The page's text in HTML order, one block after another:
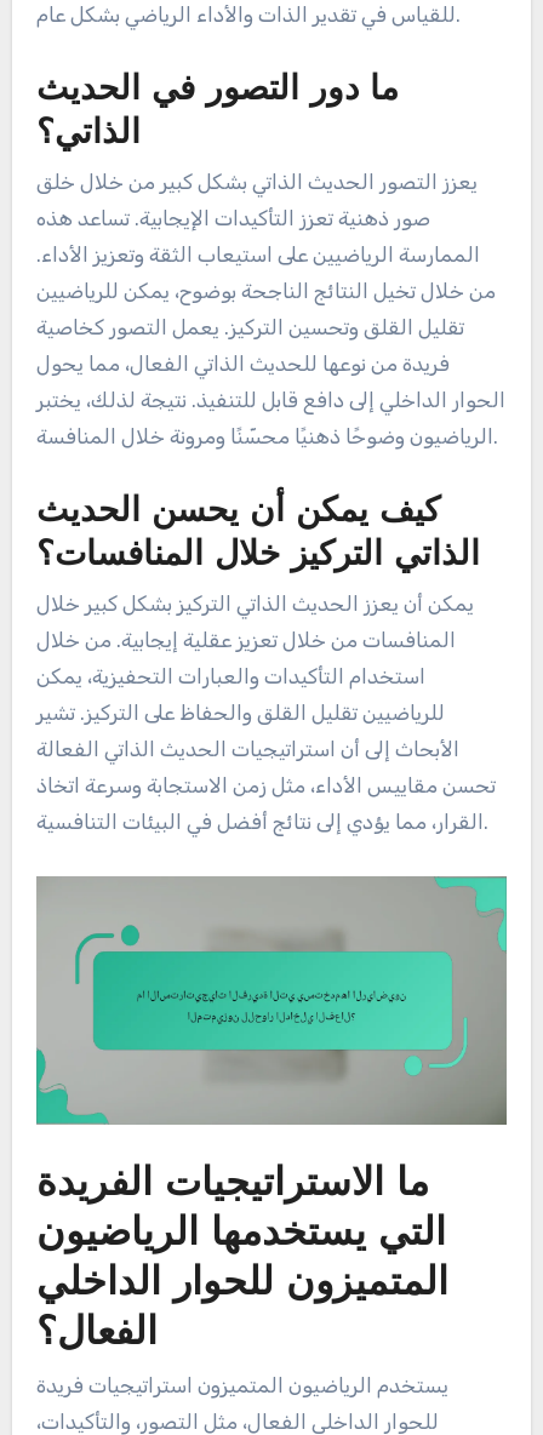
للقياس في تقدير الذات والأداء الرياضي بشكل عام.
ما دور التصور في الحديث
الذاتي؟
يعزز التصور الحديث الذاتي بشكل كبير من خلال خلق
صور ذهنية تعزز التأكيدات الإيجابية. تساعد هذه
الممارسة الرياضيين على استيعاب الثقة وتعزيز الأداء.
من خلال تخيل النتائج الناجحة بوضوح، يمكن للرياضيين
تقليل القلق وتحسين التركيز. يعمل التصور كخاصية
فريدة من نوعها للحديث الذاتي الفعال، مما يحول
الحوار الداخلي إلى دافع قابل للتنفيذ. نتيجة لذلك، يختبر
الرياضيون وضوحًا ذهنيًا محسّنًا ومرونة خلال المنافسة.
كيف يمكن أن يحسن الحديث
الذاتي التركيز خلال المنافسات؟
يمكن أن يعزز الحديث الذاتي التركيز بشكل كبير خلال
المنافسات من خلال تعزيز عقلية إيجابية. من خلال
استخدام التأكيدات والعبارات التحفيزية، يمكن
للرياضيين تقليل القلق والحفاظ على التركيز. تشير
الأبحاث إلى أن استراتيجيات الحديث الذاتي الفعالة
تحسن مقاييس الأداء، مثل زمن الاستجابة وسرعة اتخاذ
القرار، مما يؤدي إلى نتائج أفضل في البيئات التنافسية.
ما الاستراتيجيات الفريدة
التي يستخدمها الرياضيون
المتميزون للحوار الداخلي
الفعال؟
يستخدم الرياضيون المتميزون استراتيجيات فريدة
للحوار الداخلي الفعال، مثل التصور، والتأكيدات،